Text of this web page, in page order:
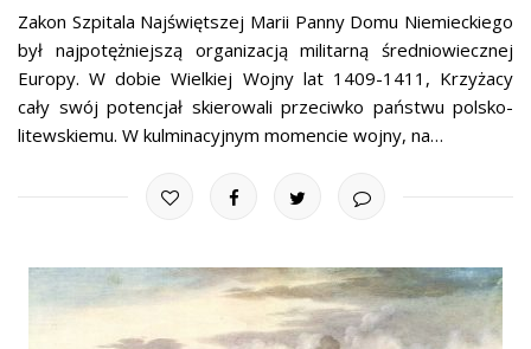
Zakon Szpitala Najświętszej Marii Panny Domu Niemieckiego
był najpotężniejszą organizacją militarną średniowiecznej
Europy. W dobie Wielkiej Wojny lat 1409-1411, Krzyżacy
cały swój potencjał skierowali przeciwko państwu polsko-
litewskiemu. W kulminacyjnym momencie wojny, na…